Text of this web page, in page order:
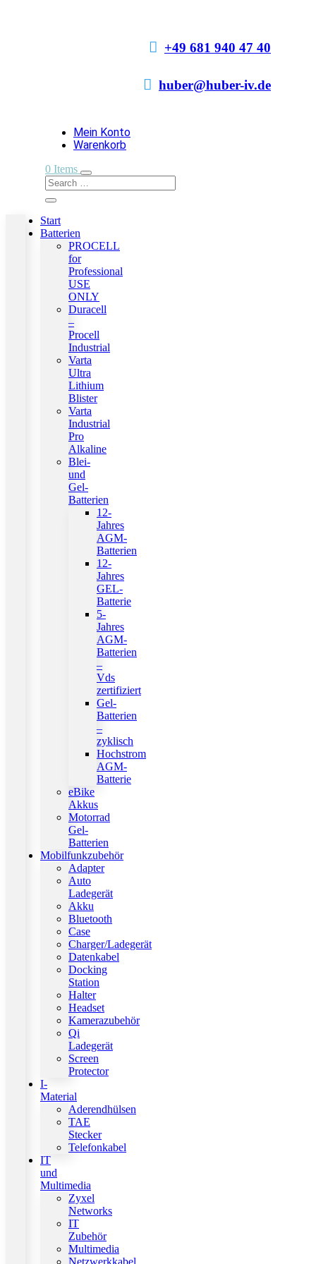
 +49 681 940 47 40
 huber@huber-iv.de
Mein Konto
Warenkorb
0 Items
Start
Batterien
PROCELL
for
Professional
USE
ONLY
Duracell
–
Procell
Industrial
Varta
Ultra
Lithium
Blister
Varta
Industrial
Pro
Alkaline
Blei-
und
Gel-
Batterien
12-
Jahres
AGM-
Batterien
12-
Jahres
GEL-
Batterie
5-
Jahres
AGM-
Batterien
–
Vds
zertifiziert
Gel-
Batterien
–
zyklisch
Hochstrom
AGM-
Batterie
eBike
Akkus
Motorrad
Gel-
Batterien
Mobilfunkzubehör
Adapter
Auto
Ladegerät
Akku
Bluetooth
Case
Charger/Ladegerät
Datenkabel
Docking
Station
Halter
Headset
Kamerazubehör
Qi
Ladegerät
Screen
Protector
I-
Material
Aderendhülsen
TAE
Stecker
Telefonkabel
IT
und
Multimedia
Zyxel
Networks
IT
Zubehör
Multimedia
Netzwerkkabel